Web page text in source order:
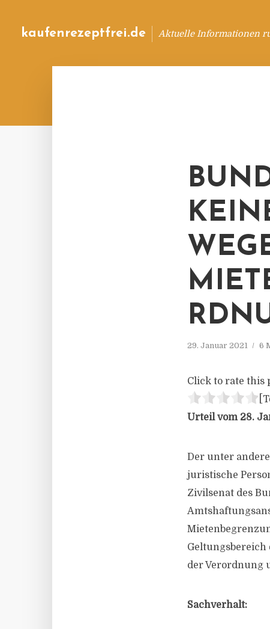
kaufenrezeptfrei.de Aktuelle Informationen
29. Januar 2021 6
Click to rate this
Urteil vom 28.
Der unter
juristische
Zivilsenat des
Geltungsbereich
der Verordnung
Sachverhalt: